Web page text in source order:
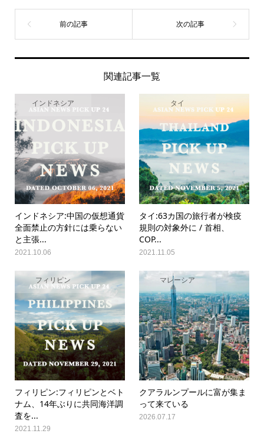
関連記事一覧
インドネシア
インドネシア:中国の仮想通貨
全面禁止の方針には乗らない
と主張...
2021.10.06
タイ
タイ:63カ国の旅行者が検疫
規則の対象外に / 首相、
COP...
2021.11.05
フィリピン
フィリピン:フィリピンとベト
ナム、14年ぶりに共同海洋調
査を...
2021.11.29
マレーシア
クアラルンプールに富が集ま
って来ている
2026.07.17